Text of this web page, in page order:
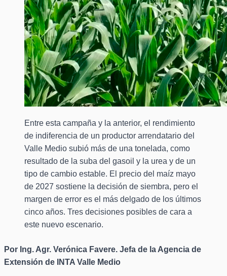
Entre esta campaña y la anterior, el rendimiento
de indiferencia de un productor arrendatario del
Valle Medio subió más de una tonelada, como
resultado de la suba del gasoil y la urea y de un
tipo de cambio estable. El precio del maíz mayo
de 2027 sostiene la decisión de siembra, pero el
margen de error es el más delgado de los últimos
cinco años. Tres decisiones posibles de cara a
este nuevo escenario.
Por Ing. Agr. Verónica Favere. Jefa de la Agencia de
Extensión de INTA Valle Medio